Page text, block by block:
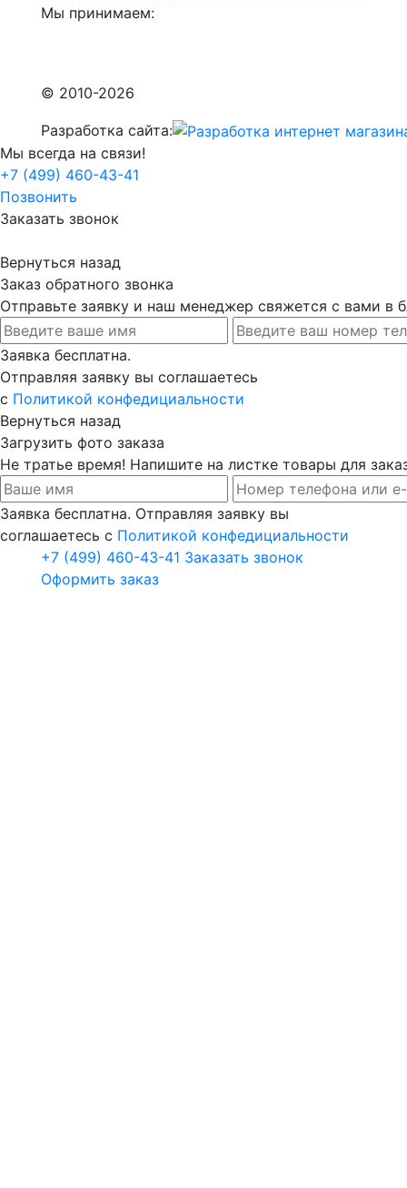
Мы принимаем:
© 2010-2026
Разработка сайта:
Мы всегда на связи!
+7 (499) 460-43-41
Позвонить
Заказать звонок
Вернуться назад
Заказ обратного звонка
Отправьте заявку и наш менеджер свяжется с вами в
Заявка бесплатна.
Отправляя заявку вы соглашаетесь
с Политикой конфедициальности
Вернуться назад
Загрузить фото заказа
Не тратье время! Напишите на листке товары для
Заявка бесплатна. Отправляя заявку вы
соглашаетесь с Политикой конфедициальности
+7 (499) 460-43-41 Заказать звонок
Оформить заказ